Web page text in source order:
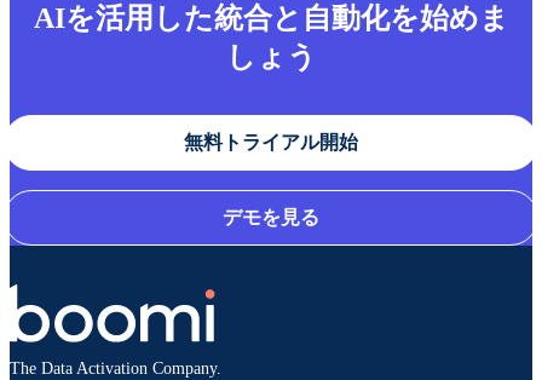
AIを活用した統合と自動化を始めま
しょう
無料トライアル開始
デモを見る
The Data Activation Company.